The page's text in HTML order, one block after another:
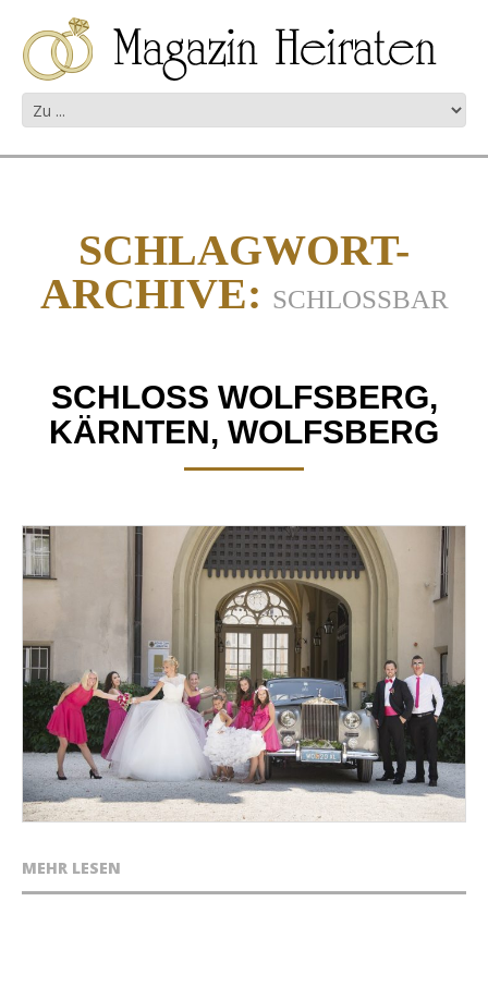
SCHLAGWORT-
ARCHIVE: SCHLOSSBAR
SCHLOSS WOLFSBERG,
KÄRNTEN, WOLFSBERG
MEHR LESEN